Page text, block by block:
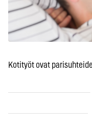
Kotityöt ovat